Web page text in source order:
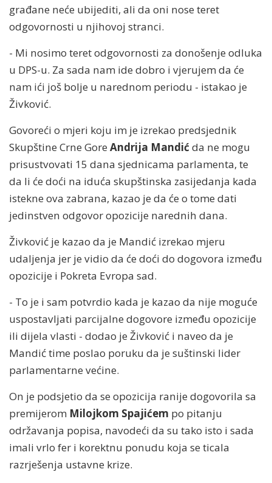
građane neće ubijediti, ali da oni nose teret
odgovornosti u njihovoj stranci.
- Mi nosimo teret odgovornosti za donošenje odluka
u DPS-u. Za sada nam ide dobro i vjerujem da će
nam ići još bolje u narednom periodu - istakao je
Živković.
Govoreći o mjeri koju im je izrekao predsjednik
Skupštine Crne Gore Andrija Mandić da ne mogu
prisustvovati 15 dana sjednicama parlamenta, te
da li će doći na iduća skupštinska zasijedanja kada
istekne ova zabrana, kazao je da će o tome dati
jedinstven odgovor opozicije narednih dana.
Živković je kazao da je Mandić izrekao mjeru
udaljenja jer je vidio da će doći do dogovora između
opozicije i Pokreta Evropa sad.
- To je i sam potvrdio kada je kazao da nije moguće
uspostavljati parcijalne dogovore između opozicije
ili dijela vlasti - dodao je Živković i naveo da je
Mandić time poslao poruku da je suštinski lider
parlamentarne većine.
On je podsjetio da se opozicija ranije dogovorila sa
premijerom Milojkom Spajićem po pitanju
održavanja popisa, navodeći da su tako isto i sada
imali vrlo fer i korektnu ponudu koja se ticala
razrješenja ustavne krize.